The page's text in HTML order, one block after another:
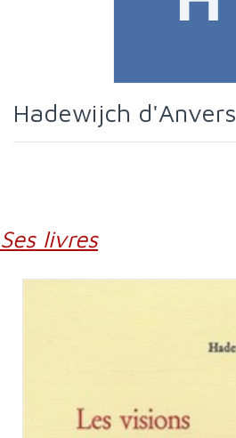
Hadewijch d'Anvers
Ses livres